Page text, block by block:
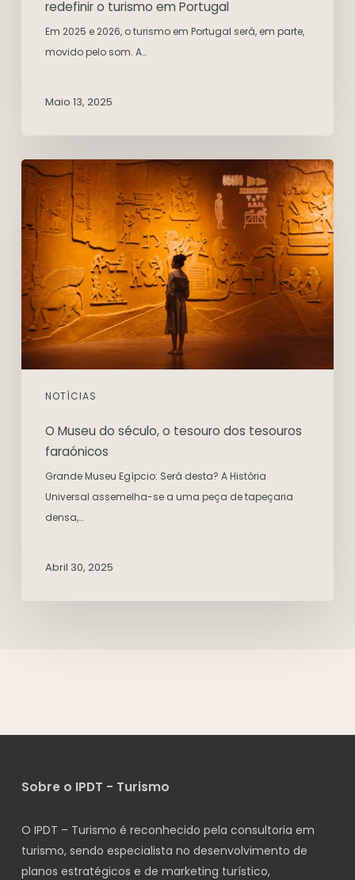
redefinir o turismo em Portugal
Em 2025 e 2026, o turismo em Portugal será, em parte,
movido pelo som. A…
Maio 13, 2025
NOTÍCIAS
O Museu do século, o tesouro dos tesouros
faraónicos
Grande Museu Egípcio: Será desta? A História
Universal assemelha-se a uma peça de tapeçaria
densa,…
Abril 30, 2025
Sobre o IPDT - Turismo
O IPDT – Turismo é reconhecido pela consultoria em
turismo, sendo especialista no desenvolvimento de
planos estratégicos e de marketing turístico,